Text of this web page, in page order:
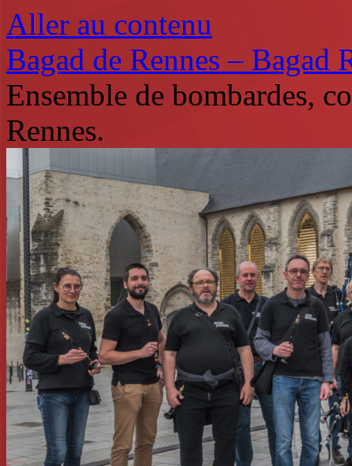
Aller au contenu
Bagad de Rennes – Bagad
Ensemble de bombardes,
Rennes.